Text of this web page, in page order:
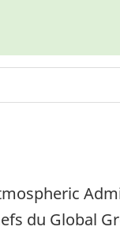
du Global